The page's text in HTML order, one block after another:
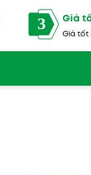
3 Giá
Giá tốt